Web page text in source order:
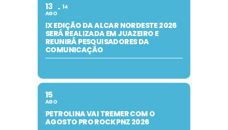
13
AGO
14
IX EDIÇÃO DA ALCAR NORDESTE 2026
SERÁ REALIZADA EM JUAZEIRO E
REUNIRÁ PESQUISADORES DA
COMUNICAÇÃO
15
AGO
PETROLINA VAI TREMER COM O
AGOSTO PRO ROCK PNZ 2026